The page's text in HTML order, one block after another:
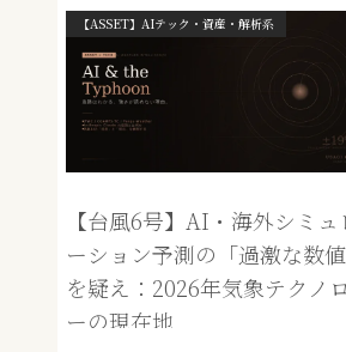
【ASSET】AIテック・資産・解析系
【台風6号】AI・海外シミュ
ーション予測の「過激な数値
を疑え：2026年気象テクノ
ーの現在地